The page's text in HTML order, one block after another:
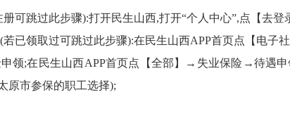
册可跳过此步骤):打开民生山西,打开“个人中心”,点【去
已领取过可跳过此步骤):在民生山西APP首页点【电子
领;在民生山西APP首页点【全部】→失业保险→待遇
原市参保的职工选择);